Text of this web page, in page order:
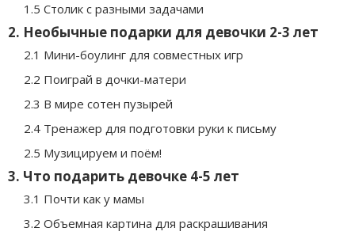
1.5 Столик с разными задачами
2. Необычные подарки для девочки 2-3 лет
2.1 Мини-боулинг для совместных игр
2.2 Поиграй в дочки-матери
2.3 В мире сотен пузырей
2.4 Тренажер для подготовки руки к письму
2.5 Музицируем и поём!
3. Что подарить девочке 4-5 лет
3.1 Почти как у мамы
3.2 Объемная картина для раскрашивания